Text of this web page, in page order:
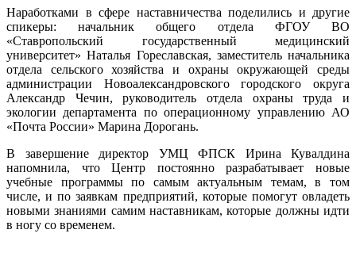
Наработками в сфере наставничества поделились и другие
спикеры: начальник общего отдела ФГОУ ВО
«Ставропольский государственный медицинский
университет» Наталья Гореславская, заместитель начальника
отдела сельского хозяйства и охраны окружающей среды
администрации Новоалександровского городского округа
Александр Чечин, руководитель отдела охраны труда и
экологии департамента по операционному управлению АО
«Почта России» Марина Дорогань.
В завершение директор УМЦ ФПСК Ирина Кувалдина
напомнила, что Центр постоянно разрабатывает новые
учебные программы по самым актуальным темам, в том
числе, и по заявкам предприятий, которые помогут овладеть
новыми знаниями самим наставникам, которые должны идти
в ногу со временем.